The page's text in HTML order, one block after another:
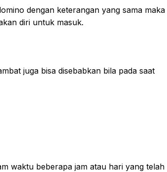
dengan keterangan yang sama maka
diri untuk masuk.
juga bisa disebabkan bila pada saat
waktu beberapa jam atau hari yang telah